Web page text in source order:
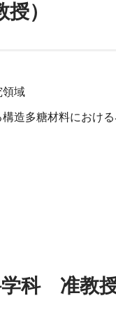
）
域
造多糖材料におけ
科 准教授